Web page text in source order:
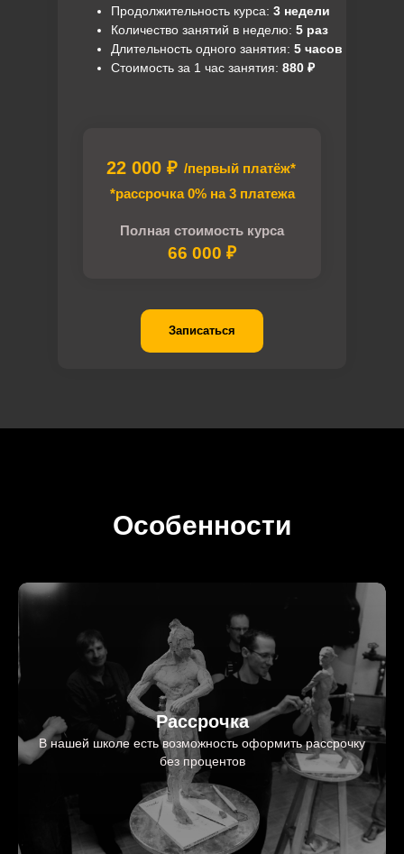
22 000 ₽
*рассрочка 0% на 3 платежа
66 000 ₽
Полная стоимость курса
/первый платёж*
Продолжительность курса: 3 недели
Количество занятий в неделю: 5 раз
Длительность одного занятия: 5 часов
Стоимость за 1 час занятия: 880 ₽
Записаться
Особенности
Рассрочка
В нашей школе есть возможность оформить рассрочку
без процентов